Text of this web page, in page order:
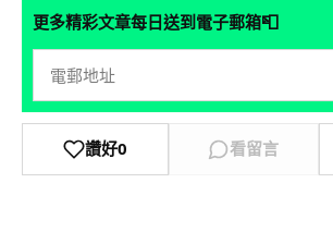
更多精彩文章每日送到電子郵箱📮
讚好0 看留言